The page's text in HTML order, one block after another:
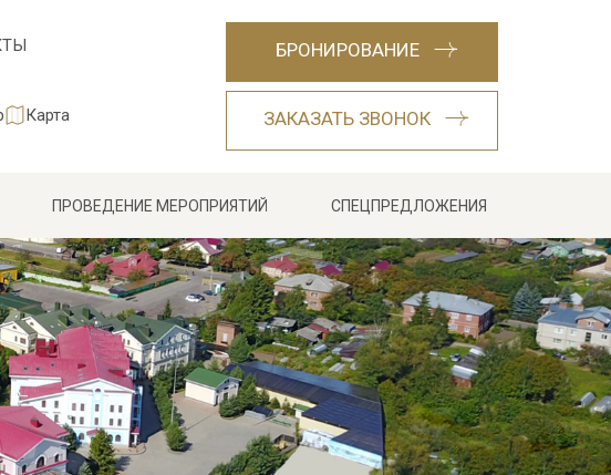
Карта
БРОНИРОВАНИЕ
ЗАКАЗАТЬ ЗВОНОК
ПРОВЕДЕНИЕ МЕРОПРИЯТИЙ СПЕЦПРЕДЛОЖЕНИЯ